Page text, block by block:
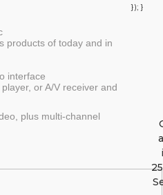
products of today and in
interface
or A/V receiver and
plus multi-channel
}); }